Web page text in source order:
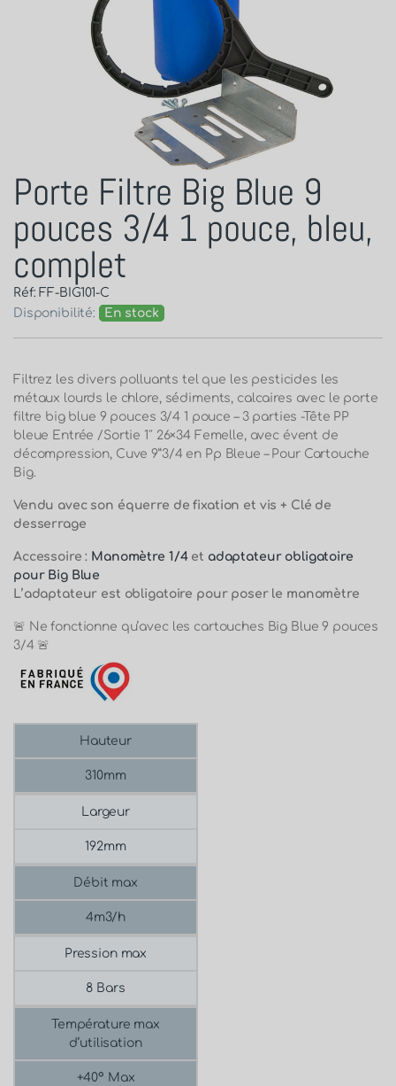
Porte Filtre Big Blue 9
pouces 3/4 1 pouce, bleu,
complet
Réf: FF-BIG101-C
Disponibilité:
En stock
Filtrez les divers polluants tel que les pesticides les
métaux lourds le chlore, sédiments, calcaires avec le porte
filtre big blue 9 pouces 3/4 1 pouce – 3 parties -Tête PP
bleue Entrée /Sortie 1″ 26×34 Femelle, avec évent de
décompression, Cuve 9”3/4 en Pp Bleue – Pour Cartouche
Big.
Vendu avec son équerre de fixation et vis + Clé de
desserrage
Accessoire : Manomètre 1/4et adaptateur obligatoire
pour Big Blue
L’adaptateur est obligatoire pour poser le manomètre
🚨 Ne fonctionne qu’avec les cartouches Big Blue 9 pouces
3/4 🚨
Hauteur
310mm
Largeur
192mm
Débit max
4m3/h
Pression max
8 Bars
Température max
d’utilisation
+40° Max